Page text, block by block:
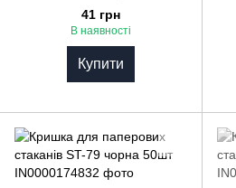
41 грн
В наявності
Купити